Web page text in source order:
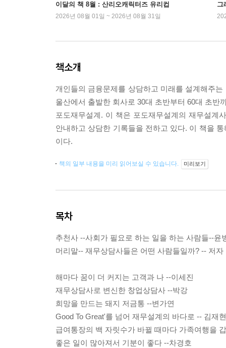
이달의 책 8월 : 산리오캐릭터즈 유리컵
2026년 08월 01일 ~ 2026년 08월 31일
그
책소개
개인들의 금융문제를 상담하고 미래를 설계해주
울산에서 출발한 회사로 30대 초반부터 60대 초
포도재무설계. 이 책은 포도재무설계의 재무설계
안내하고 상담한 기록들을 전하고 있다. 이 책을
이다.
책의 일부 내용을 미리 읽어보실 수 있습니다. 미리보기
목차
추천사 --사회가 필요로 하는 일을 하는 사람들--윤
머리말-- 재무상담사들은 어떤 사람들일까? -- 저자
해마다 꿈이 더 커지는 고객과 나 --이세진
재무상담사로 변신한 창업상담사 --박강
희망을 만드는 돼지 저금통 --변가연
Good To Great'를 넘어 재무설계의 바다로 -- 김재현
급여통장의 백 자릿수가 바뀔 때마다 가족여행을
좋은 일이 많아져서 기분이 좋다 --차경호